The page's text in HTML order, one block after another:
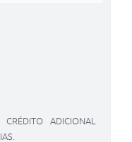
ADICIONAL